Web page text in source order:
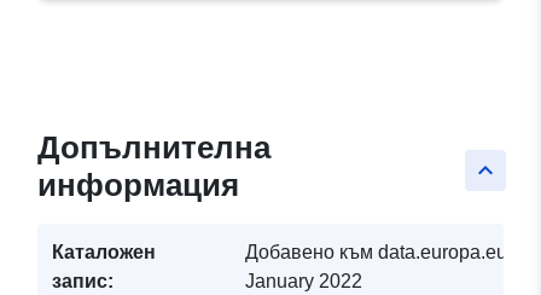
keyboard_arrow_up
Допълнителна
информация
Каталожен
запис:
Добавено към data.europa.eu:
January 2022